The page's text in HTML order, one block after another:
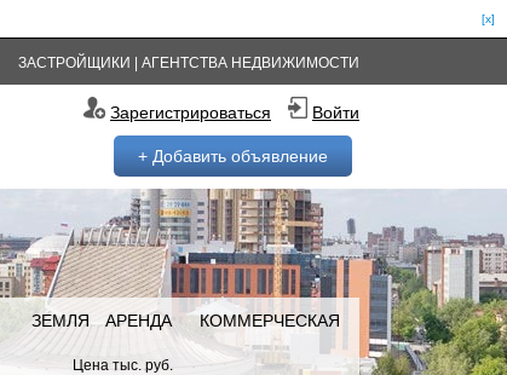
[x]
ЗАСТРОЙЩИКИ АГЕНТСТВА НЕДВИЖИМОСТИ
Зарегистрироваться Войти
+ Добавить объявление
ЗЕМЛЯ АРЕНДА КОММЕРЧЕСКАЯ
Цена тыс. руб.